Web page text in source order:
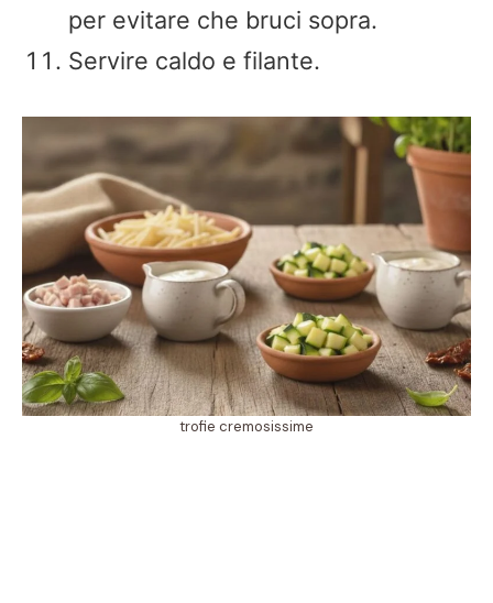
per evitare che bruci sopra.
Servire caldo e filante.
trofie cremosissime